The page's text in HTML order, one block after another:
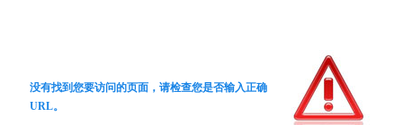
没有找到您要访问的页面，请检查您是否输入正确
URL。